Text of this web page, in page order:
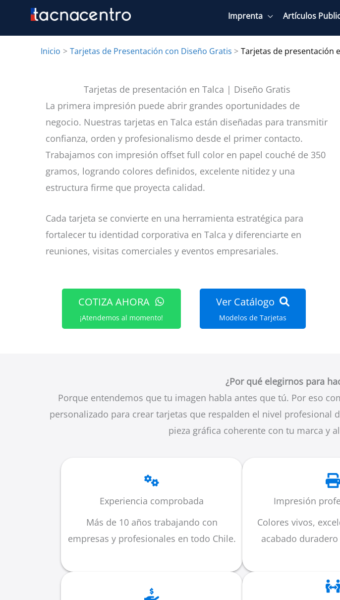
Imprenta Artículos
Inicio Tarjetas de Presentación con Diseño Gratis Tarjetas de presentación
Tarjetas de presentación en Talca | Diseño Gratis
La primera impresión puede abrir grandes oportunidades de
negocio. Nuestras tarjetas en Talca están diseñadas para transmitir
confianza, orden y profesionalismo desde el primer contacto.
Trabajamos con impresión offset full color en papel couché de 350
gramos, logrando colores definidos, excelente nitidez y una
estructura firme que proyecta calidad.
Cada tarjeta se convierte en una herramienta estratégica para
fortalecer tu identidad corporativa en Talca y diferenciarte en
reuniones, visitas comerciales y eventos empresariales.
COTIZA AHORA
¡Atendemos al momento!
Ver Catálogo
Modelos de Tarjetas
¿Por qué elegirnos para
Porque entendemos que tu imagen habla antes que tú. Por eso
personalizado para crear tarjetas que respalden el nivel
pieza gráfica coherente con tu marca y
Experiencia comprobada
Más de 10 años trabajando con
empresas y profesionales en todo Chile.
Impresión
Colores vivos,
acabado